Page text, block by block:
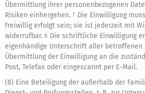
Übermittlung ihrer personenbezogenen
Risiken einhergehen. 7 Die Einwilligung
freiwillig erfolgt sein; sie ist jederzeit mit
widerrufbar. 8 Die schriftliche Einwilligung
eigenhändige Unterschrift aller betroffenen
Übermittlung der Einwilligung an die
Post, Telefax oder eingescannt per E-Mail.
(8) Eine Beteiligung der außerhalb der